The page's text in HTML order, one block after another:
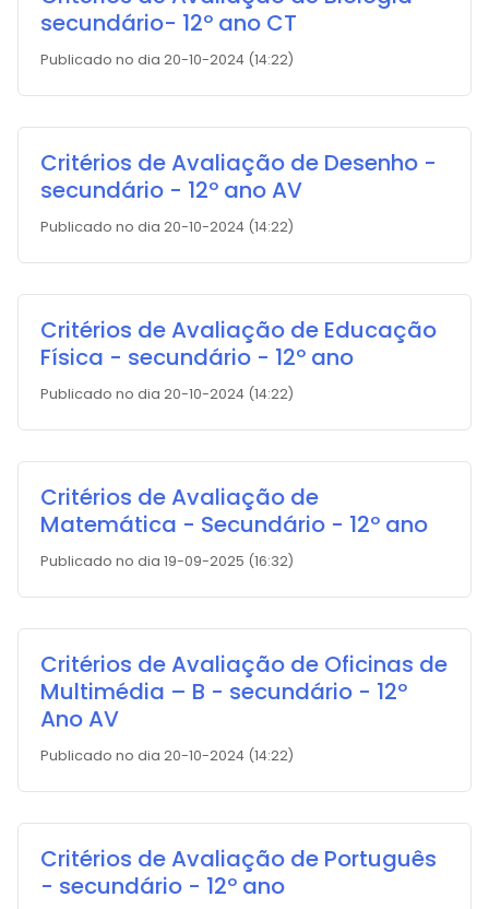
secundário- 12º ano CT
Publicado no dia 20-10-2024 (14:22)
Critérios de Avaliação de Desenho -
secundário - 12º ano AV
Publicado no dia 20-10-2024 (14:22)
Critérios de Avaliação de Educação
Física - secundário - 12º ano
Publicado no dia 20-10-2024 (14:22)
Critérios de Avaliação de
Matemática - Secundário - 12º ano
Publicado no dia 19-09-2025 (16:32)
Critérios de Avaliação de Oficinas de
Multimédia – B - secundário - 12º
Ano AV
Publicado no dia 20-10-2024 (14:22)
Critérios de Avaliação de Português
- secundário - 12º ano